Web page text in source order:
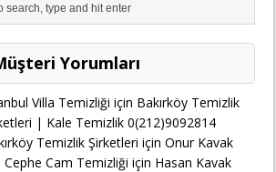
Yorumları
Villa Temizliği için Bakırköy Temizlik
| Kale Temizlik 0(212)9092814
Temizlik Şirketleri için Onur Kavak
Cephe Cam Temizliği için Hasan Kavak